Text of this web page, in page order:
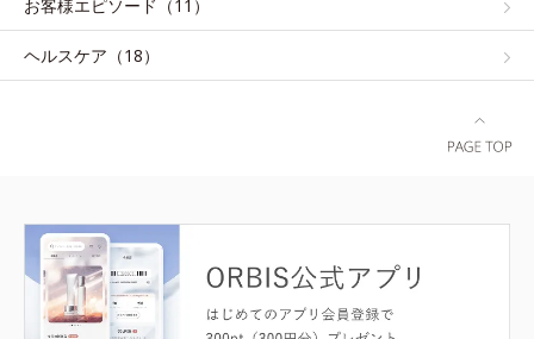
お客様エピソード（11）
ヘルスケア（18）